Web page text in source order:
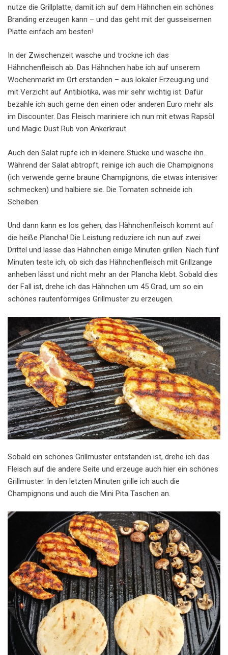
nutze die Grillplatte, damit ich auf dem Hähnchen ein schönes
Branding erzeugen kann – und das geht mit der gusseisernen
Platte einfach am besten!
In der Zwischenzeit wasche und trockne ich das
Hähnchenfleisch ab. Das Hähnchen habe ich auf unserem
Wochenmarkt im Ort erstanden – aus lokaler Erzeugung und
mit Verzicht auf Antibiotika, was mir sehr wichtig ist. Dafür
bezahle ich auch gerne den einen oder anderen Euro mehr als
im Discounter. Das Fleisch mariniere ich nun mit etwas Rapsöl
und Magic Dust Rub von Ankerkraut.
Auch den Salat rupfe ich in kleinere Stücke und wasche ihn.
Während der Salat abtropft, reinige ich auch die Champignons
(ich verwende gerne braune Champignons, die etwas intensiver
schmecken) und halbiere sie. Die Tomaten schneide ich
Scheiben.
Und dann kann es los gehen, das Hähnchenfleisch kommt auf
die heiße Plancha! Die Leistung reduziere ich nun auf zwei
Drittel und lasse das Hähnchen einige Minuten grillen. Nach fünf
Minuten teste ich, ob sich das Hähnchenfleisch mit Grillzange
anheben lässt und nicht mehr an der Plancha klebt. Sobald dies
der Fall ist, drehe ich das Hähnchen um 45 Grad, um so ein
schönes rautenförmiges Grillmuster zu erzeugen.
Sobald ein schönes Grillmuster entstanden ist, drehe ich das
Fleisch auf die andere Seite und erzeuge auch hier ein schönes
Grillmuster. In den letzten Minuten grille ich auch die
Champignons und auch die Mini Pita Taschen an.